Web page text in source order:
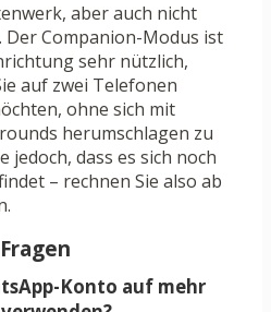
aber auch nicht
Companion-Modus ist
sehr nützlich,
auf zwei Telefonen
ohne sich mit
herumschlagen zu
jedoch, dass es sich noch
– rechnen Sie also ab
Konto auf mehr